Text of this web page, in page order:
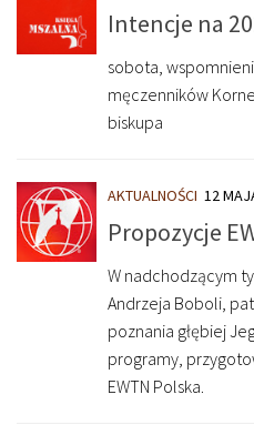
Intencje na
sobota,
męczenników
biskupa
AKTUALNOŚCI 12
Propozycje
W nadchodzącym
Andrzeja Boboli,
poznania głębiej
programy,
EWTN Polska.